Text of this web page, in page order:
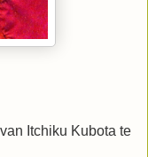
Itchiku Kubota te